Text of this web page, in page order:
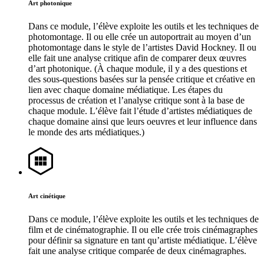
Art photonique
Dans ce module, l’élève exploite les outils et les techniques de
photomontage. Il ou elle crée un autoportrait au moyen d’un
photomontage dans le style de l’artistes David Hockney. Il ou
elle fait une analyse critique afin de comparer deux œuvres
d’art photonique. (À chaque module, il y a des questions et
des sous-questions basées sur la pensée critique et créative en
lien avec chaque domaine médiatique. Les étapes du
processus de création et l’analyse critique sont à la base de
chaque module. L’élève fait l’étude d’artistes médiatiques de
chaque domaine ainsi que leurs oeuvres et leur influence dans
le monde des arts médiatiques.)
Art cinétique
Dans ce module, l’élève exploite les outils et les techniques de
film et de cinématographie. Il ou elle crée trois cinémagraphes
pour définir sa signature en tant qu’artiste médiatique. L’élève
fait une analyse critique comparée de deux cinémagraphes.